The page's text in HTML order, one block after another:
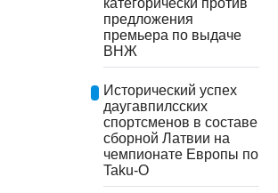
категорически против
предложения
премьера по выдаче
ВНЖ
Исторический успех
даугавпилсских
спортсменов в составе
сборной Латвии на
чемпионате Европы по
Taku-O